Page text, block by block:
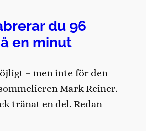
du 96
en minut
– men inte för den
Mark Reiner.
tränat en del. Redan